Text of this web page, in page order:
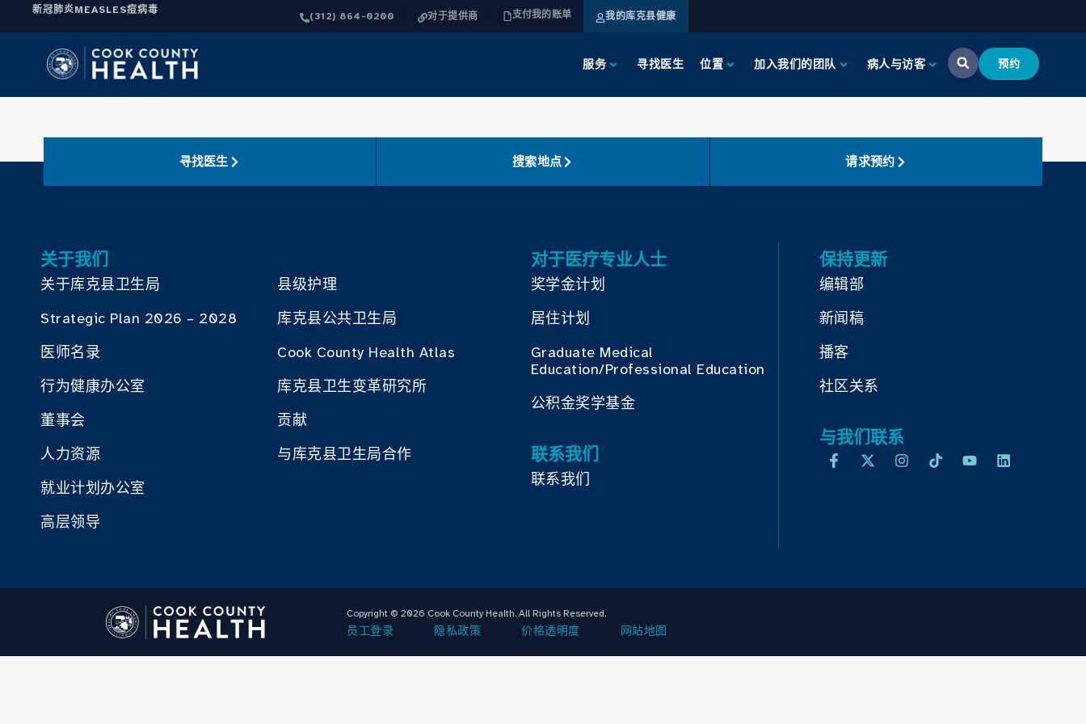
新冠肺炎MEASLES痘病毒
(312) 864-0200 对于提供商 支付我的账单 我的库克县健康
服务 寻找医生 位置 加入我们的团队 病人与访客 预约
寻找医生 搜索地点 请求预约
关于我们
关于库克县卫生局
Strategic Plan 2026 – 2028
医师名录
行为健康办公室
董事会
人力资源
就业计划办公室
高层领导
县级护理
库克县公共卫生局
Cook County Health Atlas
库克县卫生变革研究所
贡献
与库克县卫生局合作
对于医疗专业人士
奖学金计划
居住计划
Graduate Medical
Education/Professional Education
公积金奖学基金
联系我们
联系我们
保持更新
编辑部
新闻稿
播客
社区关系
与我们联系
Copyright © 2026 Cook County Health. All Rights Reserved.
员工登录 隐私政策 价格透明度 网站地图